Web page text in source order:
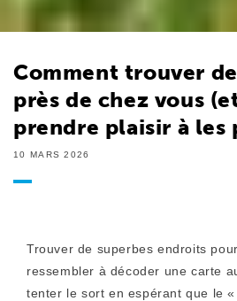
Comment trouver
près de chez vous
prendre plaisir à les
10 MARS 2026
Trouver de superbes endroits
ressembler à décoder une carte
tenter le sort en espérant que le